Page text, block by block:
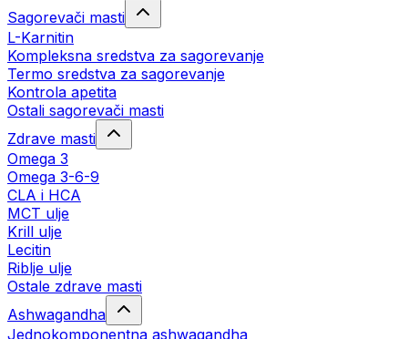
Sagorevači masti
L-Karnitin
Kompleksna sredstva za sagorevanje
Termo sredstva za sagorevanje
Kontrola apetita
Ostali sagorevači masti
Zdrave masti
Omega 3
Omega 3-6-9
CLA i HCA
MCT ulje
Krill ulje
Lecitin
Riblje ulje
Ostale zdrave masti
Ashwagandha
Jednokomponentna ashwagandha